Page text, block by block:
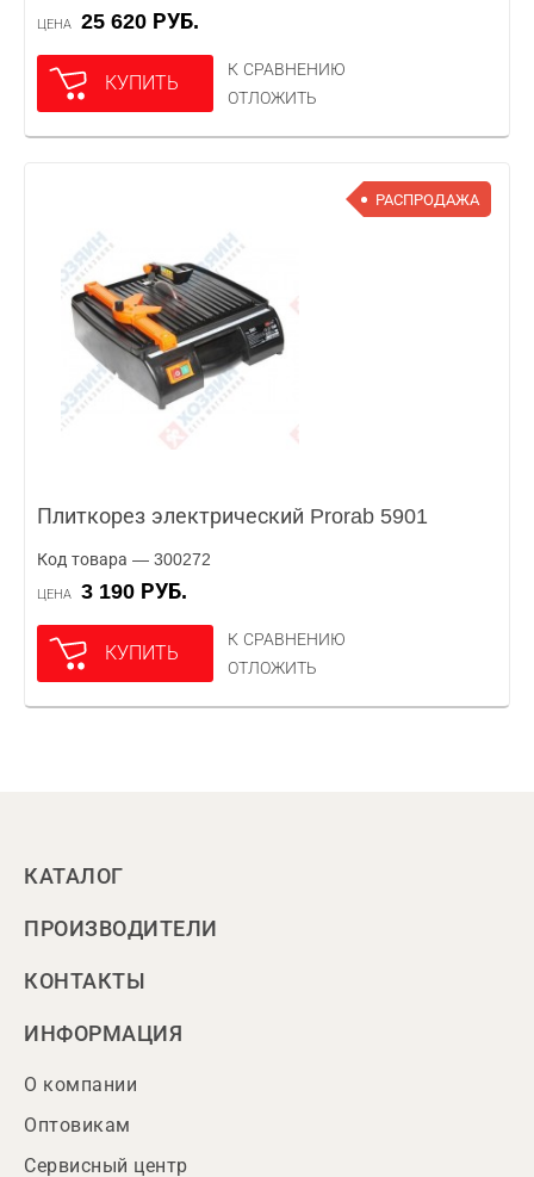
ЦЕНА 25 620 РУБ.
КУПИТЬ
К СРАВНЕНИЮ
ОТЛОЖИТЬ
РАСПРОДАЖА
Плиткорез электрический Prorab 5901
Код товара — 300272
ЦЕНА 3 190 РУБ.
КУПИТЬ
К СРАВНЕНИЮ
ОТЛОЖИТЬ
КАТАЛОГ
ПРОИЗВОДИТЕЛИ
КОНТАКТЫ
ИНФОРМАЦИЯ
О компании
Оптовикам
Сервисный центр